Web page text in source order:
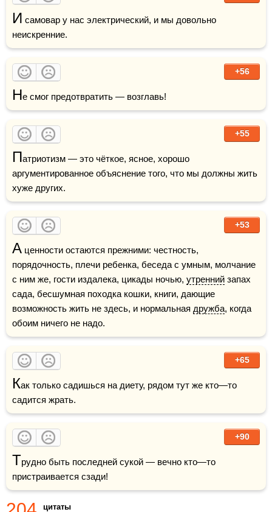
И самовар у нас электрический, и мы довольно
неискренние.
+56
Не смог предотвратить — возглавь!
+55
Патриотизм — это чёткое, ясное, хорошо
аргументированное объяснение того, что мы должны жить
хуже других.
+53
А ценности остаются прежними: честность,
порядочность, плечи ребенка, беседа с умным, молчание
с ним же, гости издалека, цикады ночью, утренний запах
сада, бесшумная походка кошки, книги, дающие
возможность жить не здесь, и нормальная дружба, когда
обоим ничего не надо.
+65
Как только садишься на диету, рядом тут же кто—то
садится жрать.
+90
Трудно быть последней сукой — вечно кто—то
пристраивается сзади!
цитаты